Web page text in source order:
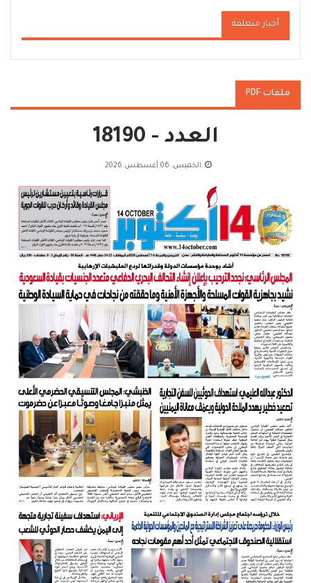
أخبار متعلقة
ملفات PDF
العدد - 18190
الخميس, 06 أغسطس 2026